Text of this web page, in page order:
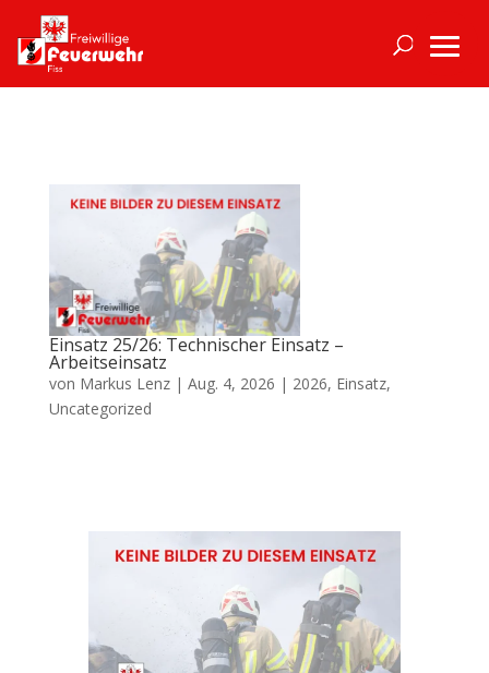
Einsatz 25/26: Technischer Einsatz –
Arbeitseinsatz
von Markus Lenz| Aug. 4, 2026 | 2026, Einsatz,
Uncategorized